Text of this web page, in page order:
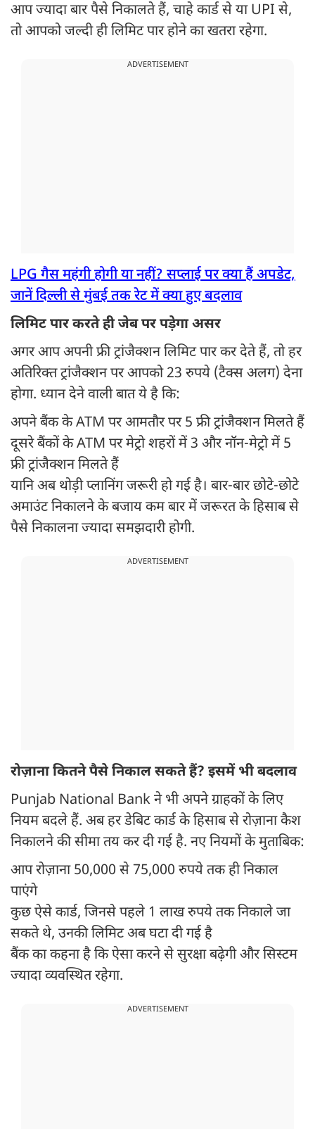
आप ज्यादा बार पैसे निकालते हैं, चाहे कार्ड से या UPI से,
तो आपको जल्दी ही लिमिट पार होने का खतरा रहेगा.
ADVERTISEMENT
LPG गैस महंगी होगी या नहीं? सप्लाई पर क्या हैं अपडेट,
जानें दिल्ली से मुंबई तक रेट में क्या हुए बदलाव
लिमिट पार करते ही जेब पर पड़ेगा असर
अगर आप अपनी फ्री ट्रांजैक्शन लिमिट पार कर देते हैं, तो हर
अतिरिक्त ट्रांजैक्शन पर आपको 23 रुपये (टैक्स अलग) देना
होगा. ध्यान देने वाली बात ये है कि:
अपने बैंक के ATM पर आमतौर पर 5 फ्री ट्रांजैक्शन मिलते हैं
दूसरे बैंकों के ATM पर मेट्रो शहरों में 3 और नॉन-मेट्रो में 5
फ्री ट्रांजैक्शन मिलते हैं
यानि अब थोड़ी प्लानिंग जरूरी हो गई है। बार-बार छोटे-छोटे
अमाउंट निकालने के बजाय कम बार में जरूरत के हिसाब से
पैसे निकालना ज्यादा समझदारी होगी.
ADVERTISEMENT
रोज़ाना कितने पैसे निकाल सकते हैं? इसमें भी बदलाव
Punjab National Bank ने भी अपने ग्राहकों के लिए
नियम बदले हैं. अब हर डेबिट कार्ड के हिसाब से रोज़ाना कैश
निकालने की सीमा तय कर दी गई है. नए नियमों के मुताबिक:
आप रोज़ाना 50,000 से 75,000 रुपये तक ही निकाल
पाएंगे
कुछ ऐसे कार्ड, जिनसे पहले 1 लाख रुपये तक निकाले जा
सकते थे, उनकी लिमिट अब घटा दी गई है
बैंक का कहना है कि ऐसा करने से सुरक्षा बढ़ेगी और सिस्टम
ज्यादा व्यवस्थित रहेगा.
ADVERTISEMENT